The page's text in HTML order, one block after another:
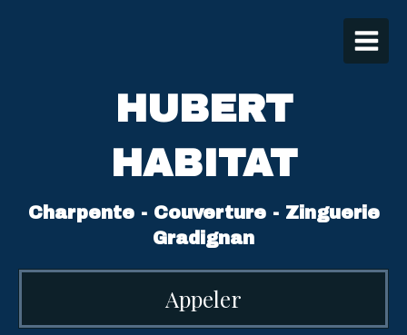
HUBERT
HABITAT
Charpente - Couverture - Zinguerie
Gradignan
Appeler